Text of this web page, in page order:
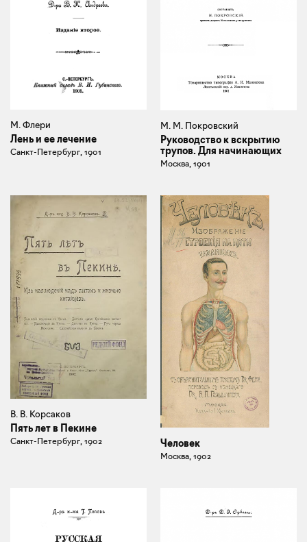
М. Флери
Лень и ее лечение
Санкт-Петербург, 1901
М. М. Покровский
Руководство к вскрытию
трупов. Для начинающих
Москва, 1901
В. В. Корсаков
Пять лет в Пекине
Санкт-Петербург, 1902 Человек
Москва, 1902